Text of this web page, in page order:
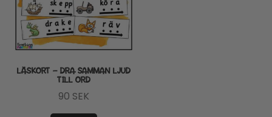
LÄSKORT – DRA SAMMAN LJUD
TILL ORD
90 SEK